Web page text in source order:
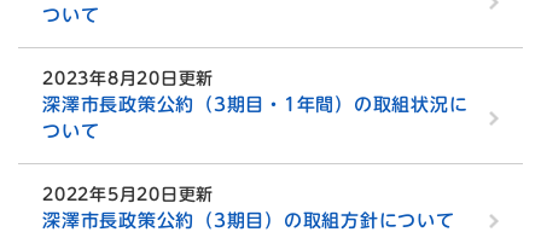
ついて
2023年8月20日更新
深澤市長政策公約（3期目・1年間）の取組状況に
ついて
2022年5月20日更新
深澤市長政策公約（3期目）の取組方針について